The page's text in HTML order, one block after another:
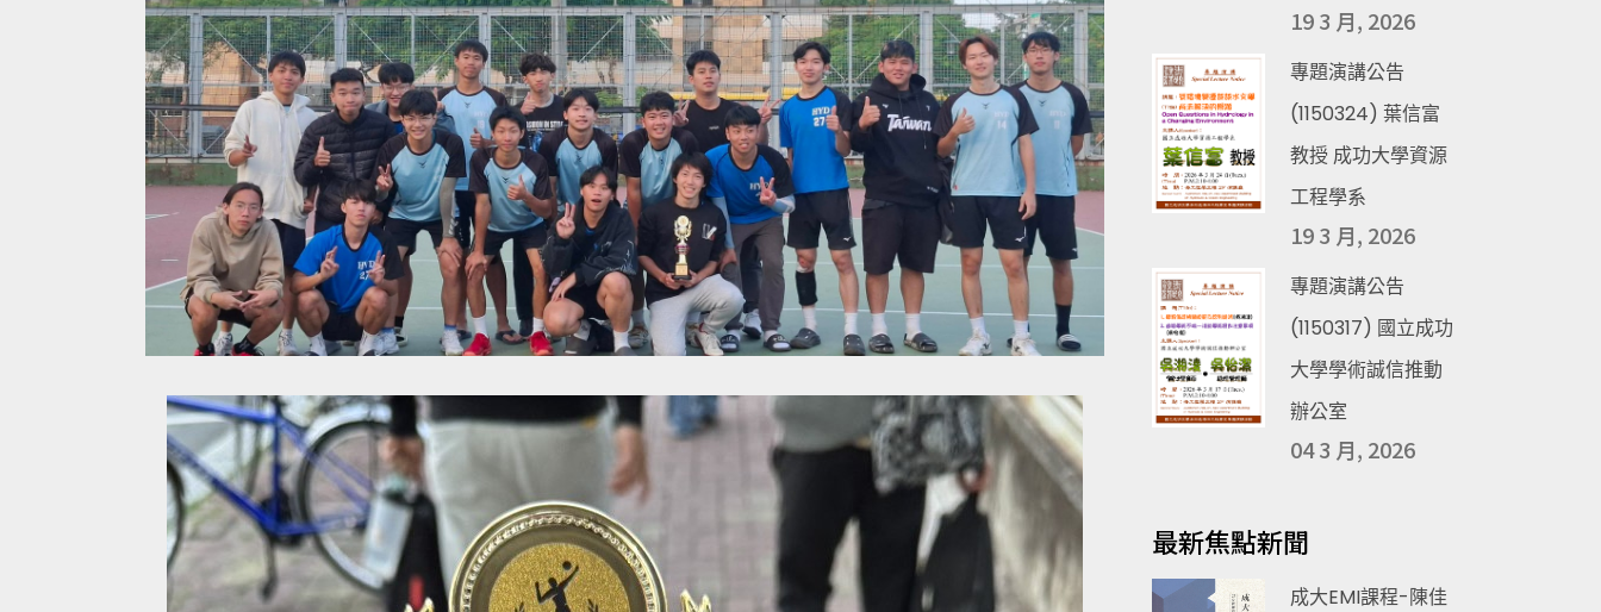
19 3 月, 2026
專題演講公告
(1150324) 葉信富
教授 成功大學資源
工程學系
19 3 月, 2026
專題演講公告
(1150317) 國立成功
大學學術誠信推動
辦公室
04 3 月, 2026
最新焦點新聞
成大EMI課程-陳佳